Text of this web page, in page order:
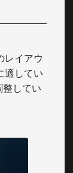
レイアウ
適してい
整してい